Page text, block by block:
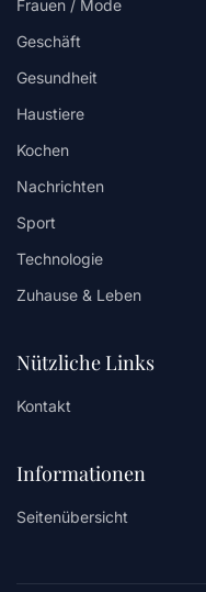
Frauen / Mode
Geschäft
Gesundheit
Haustiere
Kochen
Nachrichten
Sport
Technologie
Zuhause & Leben
Nützliche Links
Kontakt
Informationen
Seitenübersicht